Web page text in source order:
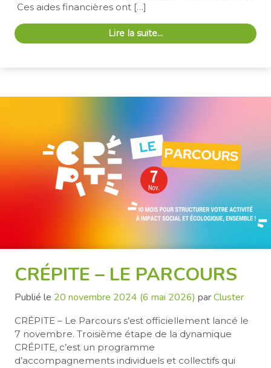
Ces aides financières ont […]
Lire la suite…
CRÉPITE – LE PARCOURS
Publié le 20 novembre 2024 (6 mai 2026) parCluster
CRÉPITE – Le Parcours s’est officiellement lancé le
7 novembre. Troisième étape de la dynamique
CRÉPITE, c’est un programme
d’accompagnements individuels et collectifs qui